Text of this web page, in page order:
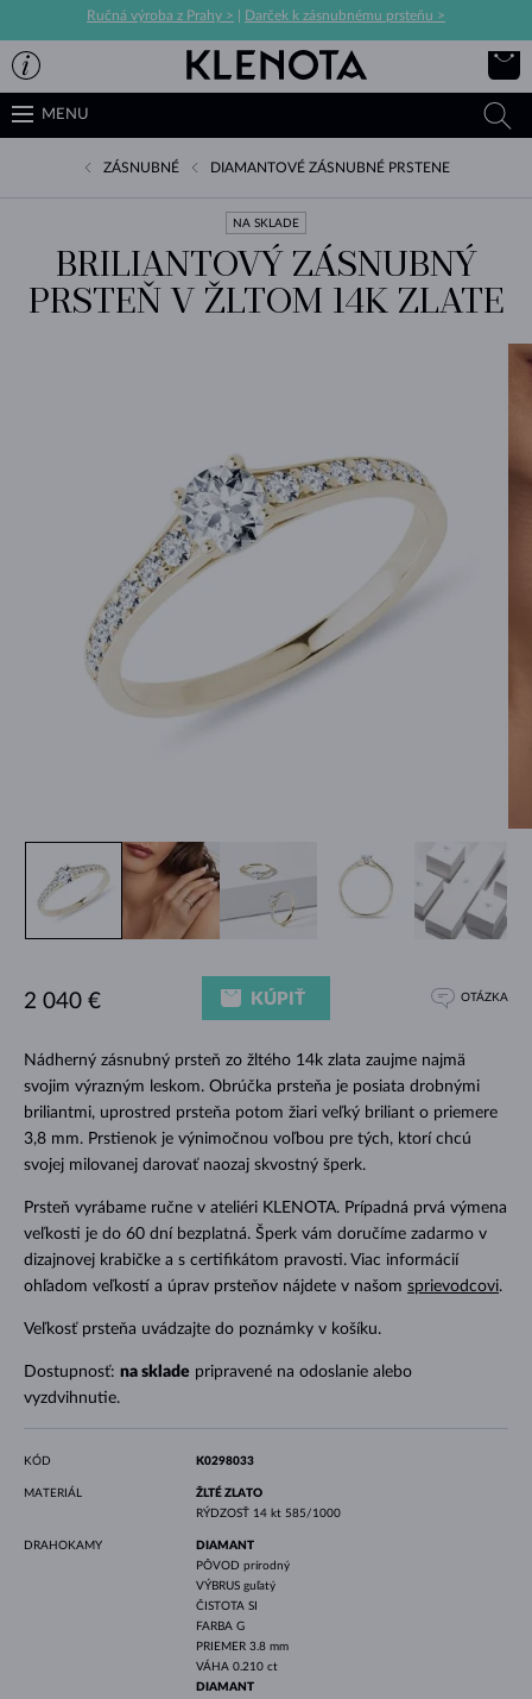
Ručná výroba z Prahy > Darček k zásnubnému prsteňu >
MENU
ZÁSNUBNÉ DIAMANTOVÉ ZÁSNUBNÉ PRSTENE
NA SKLADE
BRILIANTOVÝ ZÁSNUBNÝ
PRSTEŇ V ŽLTOM 14K ZLATE
Nádherný zásnubný prsteň zo žltého 14k zlata zaujme najmä
svojim výrazným leskom. Obrúčka prsteňa je posiata drobnými
briliantmi, uprostred prsteňa potom žiari veľký briliant o priemere
3,8 mm. Prstienok je výnimočnou voľbou pre tých, ktorí chcú
svojej milovanej darovať naozaj skvostný šperk.
Prsteň vyrábame ručne v ateliéri KLENOTA. Prípadná prvá výmena
veľkosti je do 60 dní bezplatná. Šperk vám doručíme zadarmo v
dizajnovej krabičke a s certifikátom pravosti. Viac informácií
ohľadom veľkostí a úprav prsteňov nájdete v našom sprievodcovi.
Veľkosť prsteňa uvádzajte do poznámky v košíku.
Dostupnosť: na sklade pripravené na odoslanie alebo
vyzdvihnutie.
2 040 € KÚPIŤ OTÁZKA
KÓD K0298033
MATERIÁL
ŽLTÉ ZLATO
RÝDZOSŤ 14 kt 585/1000
DRAHOKAMY
DIAMANT
PÔVOD prírodný
VÝBRUS guľatý
ČISTOTA SI
FARBA G
PRIEMER 3.8 mm
VÁHA 0.210 ct
DIAMANT